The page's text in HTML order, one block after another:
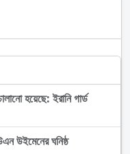
হয়েছে: ইরানি গার্ড
উইমেনের ঘনিষ্ঠ